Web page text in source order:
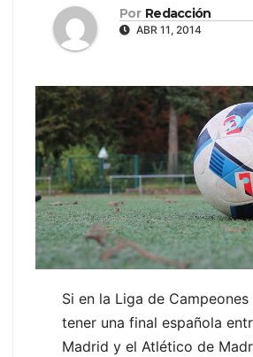
Por Redacción
ABR 11, 2014
Si en la Liga de
tener una final española
Madrid y el Atlético de